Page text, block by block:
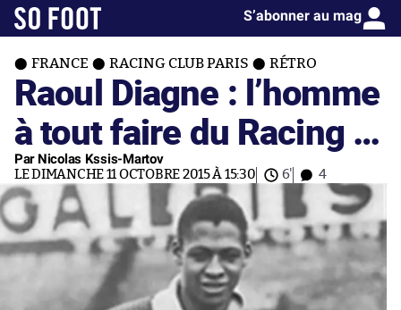
S’abonner au mag
FRANCE RACING CLUB PARIS RÉTRO
Raoul Diagne : l’homme
à tout faire du Racing …
Par Nicolas Kssis-Martov
LE DIMANCHE 11 OCTOBRE 2015 À 15:30 6' 4